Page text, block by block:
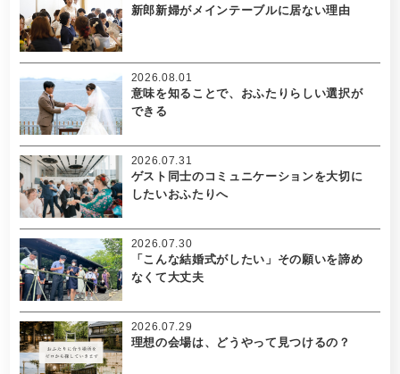
新郎新婦がメインテーブルに居ない理由
意味を知ることで、おふたりらしい選択が
できる
2026.08.01
ゲスト同士のコミュニケーションを大切に
したいおふたりへ
2026.07.31
「こんな結婚式がしたい」その願いを諦め
なくて大丈夫
2026.07.30
理想の会場は、どうやって見つけるの？
2026.07.29